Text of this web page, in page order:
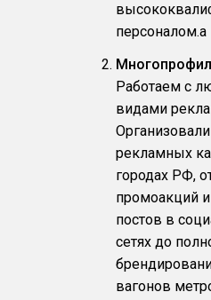
персоналом.a
Работаем с
видами
рекламных
городах РФ,
промоакций
постов в
сетях до
вагонов